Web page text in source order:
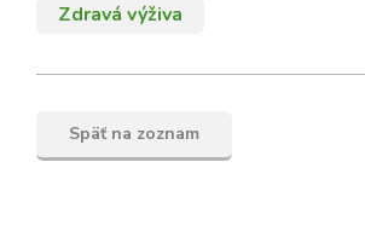
Zdravá výživa
Späť na zoznam